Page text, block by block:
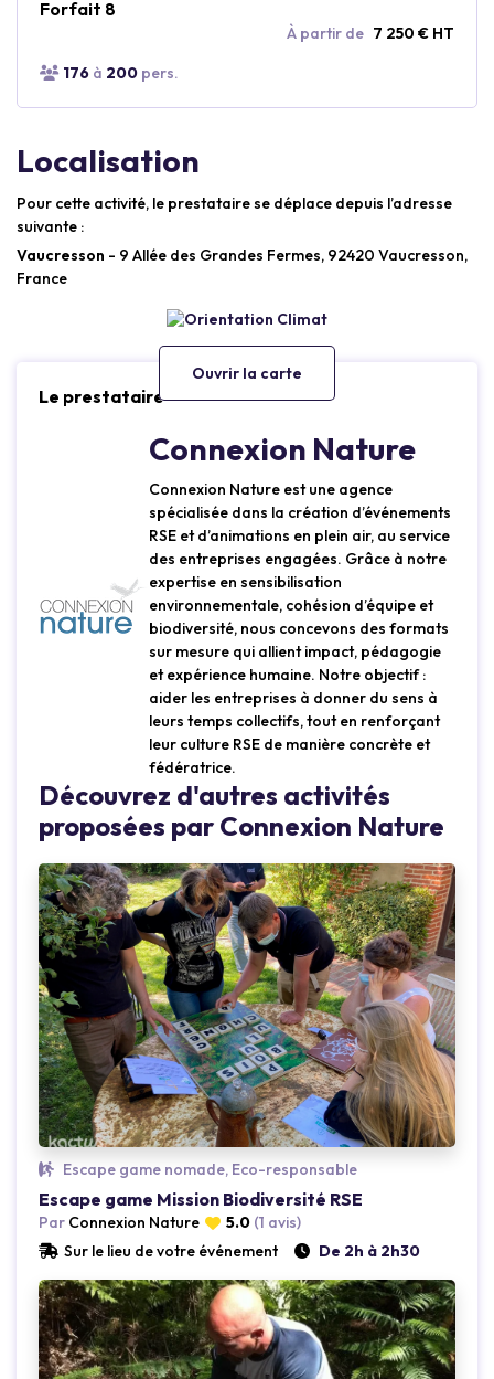
Forfait 8
À partir de 7 250 € HT
176 à 200 pers.
Localisation
Pour cette activité, le prestataire se déplace depuis l’adresse
suivante :
Vaucresson - 9 Allée des Grandes Fermes, 92420 Vaucresson,
France
Ouvrir la carte
Le prestataire
Connexion Nature
Connexion Nature est une agence
spécialisée dans la création d’événements
RSE et d’animations en plein air, au service
des entreprises engagées. Grâce à notre
expertise en sensibilisation
environnementale, cohésion d’équipe et
biodiversité, nous concevons des formats
sur mesure qui allient impact, pédagogie
et expérience humaine. Notre objectif :
aider les entreprises à donner du sens à
leurs temps collectifs, tout en renforçant
leur culture RSE de manière concrète et
fédératrice.
Découvrez d'autres activités
proposées par Connexion Nature
Loading...
Escape game nomade, Eco-responsable
Escape game Mission Biodiversité RSE
Par Connexion Nature 5.0 (1 avis)
Sur le lieu de votre événement
De 2h à 2h30